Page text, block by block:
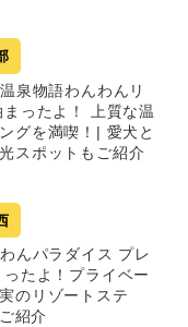
泉物語わんわんリ
ったよ！ 上質な温
グを満喫！| 愛犬と
スポットもご紹介
んパラダイス プレ
たよ！プライベー
のリゾートステ
紹介